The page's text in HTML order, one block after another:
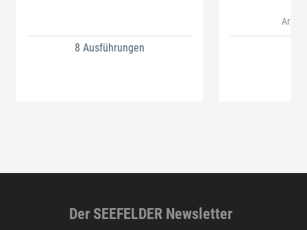
8 Ausführungen
Der SEEFELDER Newsletter